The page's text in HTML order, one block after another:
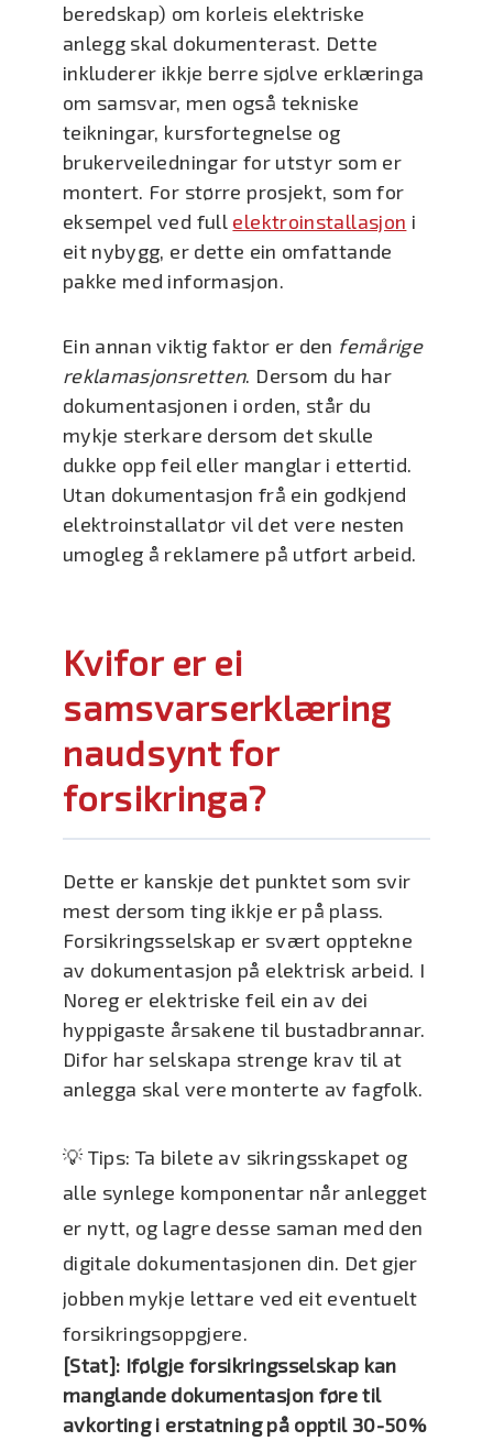
beredskap) om korleis elektriske
anlegg skal dokumenterast. Dette
inkluderer ikkje berre sjølve erklæringa
om samsvar, men også tekniske
teikningar, kursfortegnelse og
brukerveiledningar for utstyr som er
montert. For større prosjekt, som for
eksempel ved full elektroinstallasjon i
eit nybygg, er dette ein omfattande
pakke med informasjon.
Ein annan viktig faktor er den femårige
reklamasjonsretten. Dersom du har
dokumentasjonen i orden, står du
mykje sterkare dersom det skulle
dukke opp feil eller manglar i ettertid.
Utan dokumentasjon frå ein godkjend
elektroinstallatør vil det vere nesten
umogleg å reklamere på utført arbeid.
Kvifor er ei
samsvarserklæring
naudsynt for
forsikringa?
Dette er kanskje det punktet som svir
mest dersom ting ikkje er på plass.
Forsikringsselskap er svært opptekne
av dokumentasjon på elektrisk arbeid. I
Noreg er elektriske feil ein av dei
hyppigaste årsakene til bustadbrannar.
Difor har selskapa strenge krav til at
anlegga skal vere monterte av fagfolk.
💡 Tips: Ta bilete av sikringsskapet og
alle synlege komponentar når anlegget
er nytt, og lagre desse saman med den
digitale dokumentasjonen din. Det gjer
jobben mykje lettare ved eit eventuelt
forsikringsoppgjere.
[Stat]: Ifølgje forsikringsselskap kan
manglande dokumentasjon føre til
avkorting i erstatning på opptil 30-50%